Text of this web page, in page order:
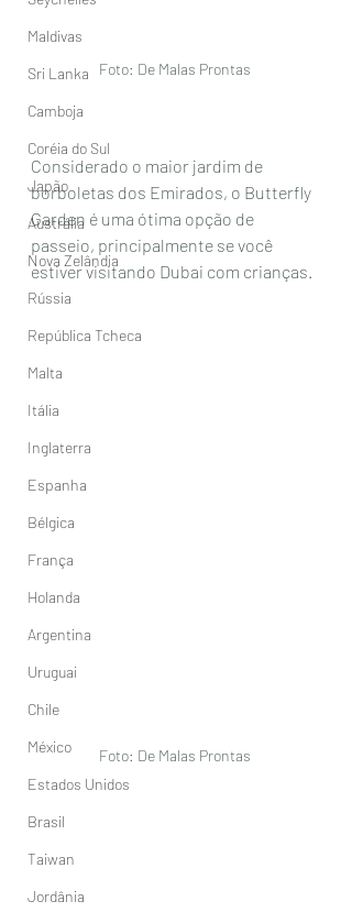
Maldivas
Sri Lanka
Camboja
Coréia do Sul
Japão
Austrália
Nova Zelândia
Rússia
República Tcheca
Malta
Itália
Inglaterra
Espanha
Bélgica
França
Holanda
Argentina
Uruguai
Chile
México
Estados Unidos
Brasil
Taiwan
Jordânia
Foto: De Malas Prontas
Considerado o maior jardim de
borboletas dos Emirados, o Butterfly
Garden é uma ótima opção de
passeio, principalmente se você
estiver visitando Dubai com crianças.
Foto: De Malas Prontas